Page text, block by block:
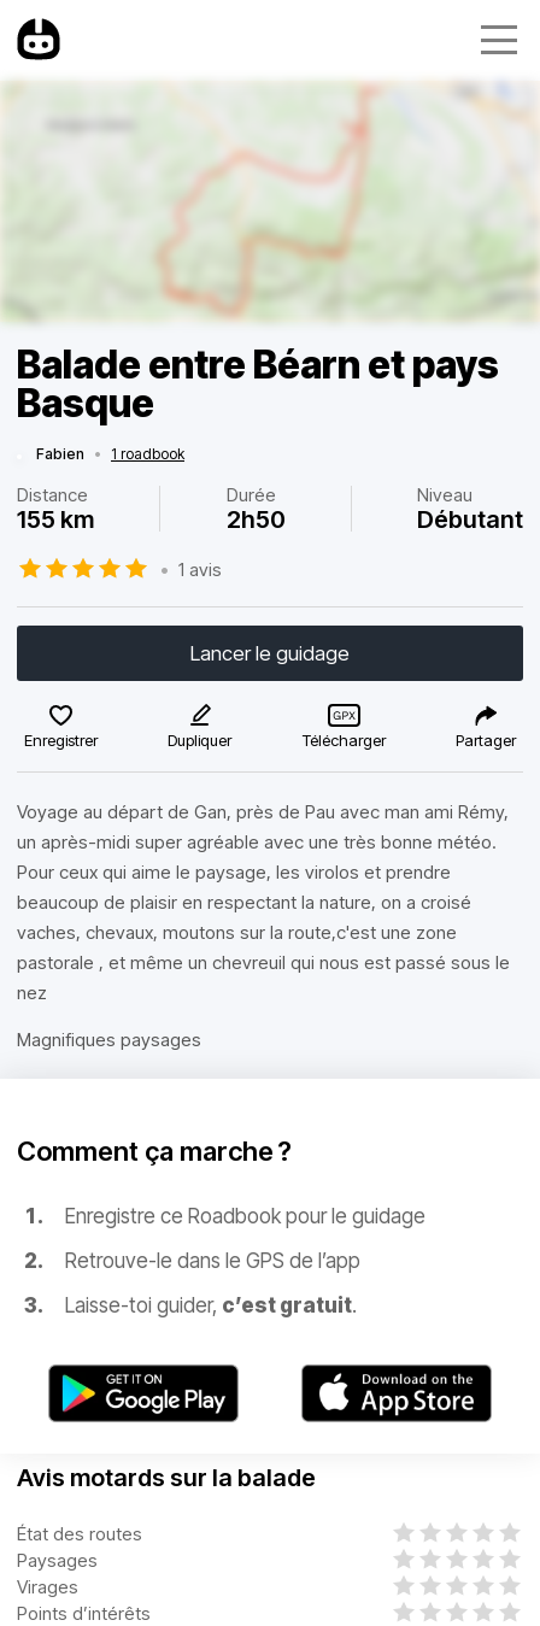
Balade entre Béarn et pays
Basque
Fabien • 1 roadbook
Distance
155 km
Durée
2h50
Niveau
Débutant
• 1 avis
Lancer le guidage
Enregistrer Dupliquer Télécharger Partager
Voyage au départ de Gan, près de Pau avec man ami Rémy,
un après-midi super agréable avec une très bonne météo.
Pour ceux qui aime le paysage, les virolos et prendre
beaucoup de plaisir en respectant la nature, on a croisé
vaches, chevaux, moutons sur la route,c'est une zone
pastorale , et même un chevreuil qui nous est passé sous le
nez
Magnifiques paysages
Comment ça marche ?
Enregistre ce Roadbook pour le guidage
Retrouve-le dans le GPS de l’app
Laisse-toi guider, c’est gratuit.
Avis motards sur la balade
État des routes
Paysages
Virages
Points d’intérêts